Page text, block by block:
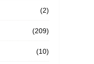
(2)
(209)
(10)